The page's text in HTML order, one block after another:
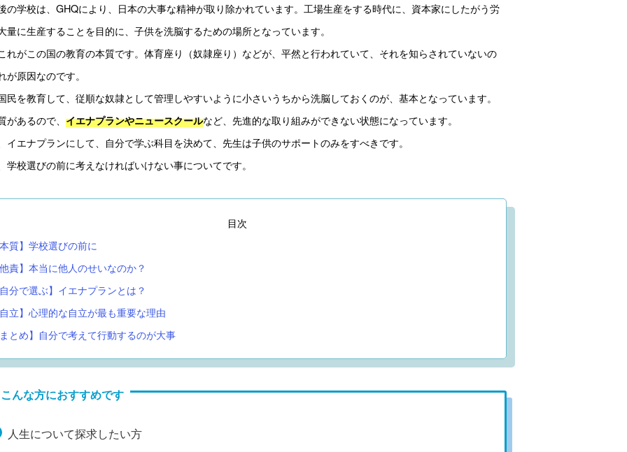
の学校は、GHQにより、日本の大事な精神が取り除かれています。工場生産をする時代に、資本家にしたがう労
量に生産することを目的に、子供を洗脳するための場所となっています。
れがこの国の教育の本質です。体育座り（奴隷座り）などが、平然と行われていて、それを知らされていないの
が原因なのです。
民を教育して、従順な奴隷として管理しやすいように小さいうちから洗脳しておくのが、基本となっています。
があるので、 イエナプランやニュースクールなど、先進的な取り組みができない状態になっています。
イエナプランにして、自分で学ぶ科目を決めて、先生は子供のサポートのみをすべきです。
学校選びの前に考えなければいけない事についてです。
目次
質】学校選びの前に
責】本当に他人のせいなのか？
分で選ぶ】イエナプランとは？
立】心理的な自立が最も重要な理由
とめ】自分で考えて行動するのが大事
んな方におすすめです
人生について探求したい方